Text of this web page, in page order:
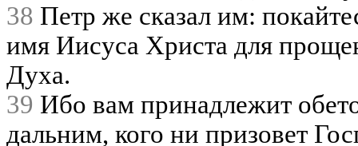
38 Петр же сказал им:
имя Иисуса Христа для
Духа.
39 Ибо вам принадлежит
дальним, кого ни призовет